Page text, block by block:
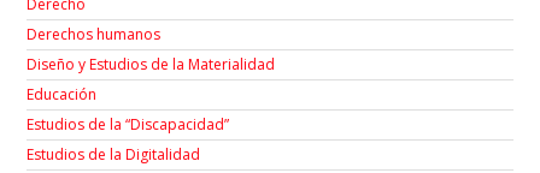
Derecho
Derechos humanos
Diseño y Estudios de la Materialidad
Educación
Estudios de la “Discapacidad”
Estudios de la Digitalidad